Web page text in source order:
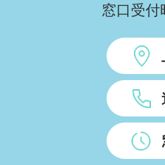
窓口受